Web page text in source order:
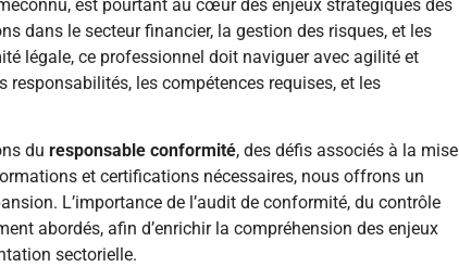
est pourtant au cœur des enjeux stratégiques des
dans le secteur financier, la gestion des risques, et les
légale, ce professionnel doit naviguer avec agilité et
responsabilités, les compétences requises, et les
du responsable conformité, des défis associés à la mise
et certifications nécessaires, nous offrons un
L’importance de l’audit de conformité, du contrôle
abordés, afin d’enrichir la compréhension des enjeux
sectorielle.